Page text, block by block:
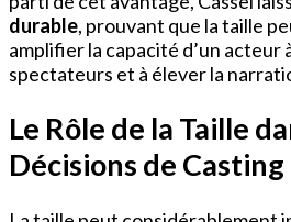
durable, prouvant que la taille
amplifier la capacité d’un acteur
spectateurs et à élever la
Le Rôle de la Taille
Décisions de Casting